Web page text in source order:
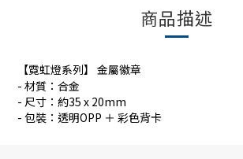
商品描述
【霓虹燈系列】 金屬徽章
- 材質：合金
- 尺寸：約35 x 20mm
- 包裝：透明OPP ＋ 彩色背卡